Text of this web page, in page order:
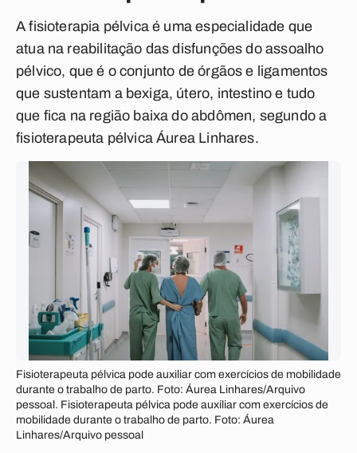
A fisioterapia pélvica é uma especialidade que
atua na reabilitação das disfunções do assoalho
pélvico, que é o conjunto de órgãos e ligamentos
que sustentam a bexiga, útero, intestino e tudo
que fica na região baixa do abdômen, segundo a
fisioterapeuta pélvica Áurea Linhares.
Fisioterapeuta pélvica pode auxiliar com exercícios de mobilidade
durante o trabalho de parto. Foto: Áurea Linhares/Arquivo
pessoal. Fisioterapeuta pélvica pode auxiliar com exercícios de
mobilidade durante o trabalho de parto. Foto: Áurea
Linhares/Arquivo pessoal